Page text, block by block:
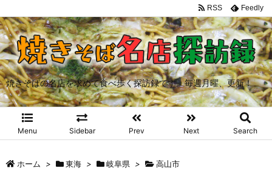
焼きそばの名店を求めて食べ歩く探訪録です。毎週月曜、更新！
Menu Sidebar Prev Next Search
RSS Feedly
ホーム > 東海 > 岐阜県 > 高山市